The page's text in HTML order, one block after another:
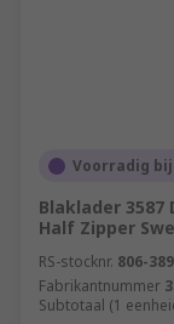
Voorradig
Blaklader
Half Zipper
RS-stocknr. 806-389
Fabrikantnummer
Subtotaal (1